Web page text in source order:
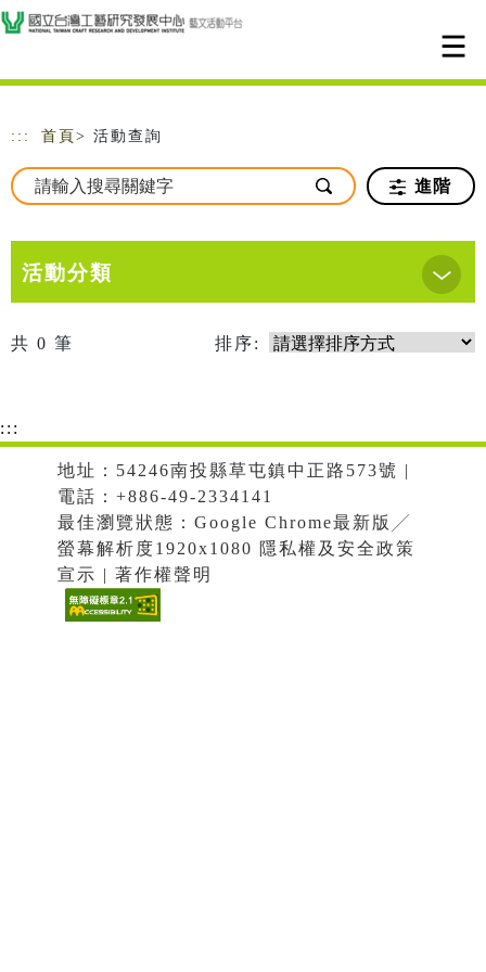
跳到主要內容
網站導覽
::: 首頁 > 活動查詢
進階
活動分類
共 0 筆 排序:
:::
地址：54246南投縣草屯鎮中正路573號 |
電話：+886-49-2334141
最佳瀏覽狀態：Google Chrome最新版╱
螢幕解析度1920x1080 隱私權及安全政策
宣示 | 著作權聲明